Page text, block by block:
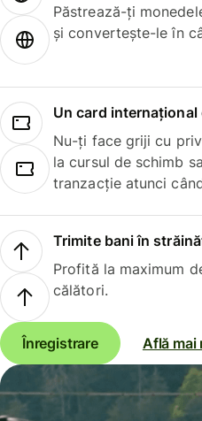
Păstrează-ți
și convertește-le în
Un card internațional
Nu-ți face griji cu
la cursul de schimb
tranzacție atunci
Trimite bani în
Profită la maximum
călători.
Înregistrare Află mai